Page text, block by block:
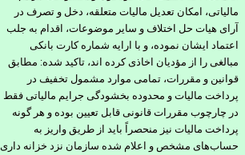
مالیاتی، امکان تعدیل مالیات متعلقه، دخل و تصرف در
آرای هیات حل اختلاف و سایر موضوعات، اقدام به جلب
اعتماد ایشان نموده، و با ارایه شماره کارت بانکی
مبالغی را از مؤدیان اخاذی کرده اند، تاکید شده: مطابق
قوانین و مقررات، تمامی موارد مشمول تخفیف در
پرداخت مالیات و محدوده بخشودگی جرایم مالیاتی فقط
در چارچوب مقررات قانونی قابل تعیین بوده و هر گونه
پرداخت مالیات نیز منحصراً باید از طریق واریز به
حساب‌های مشخص و اعلام شده سازمان نزد خزانه داری